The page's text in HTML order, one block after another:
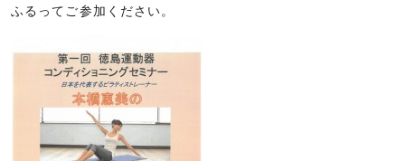
ふるってご参加ください。